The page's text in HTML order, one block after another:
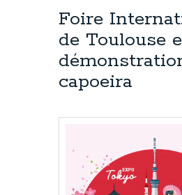
Foire
de Toulouse
capoeira